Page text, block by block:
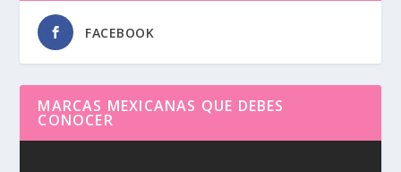
FACEBOOK
MARCAS MEXICANAS QUE DEBES
CONOCER